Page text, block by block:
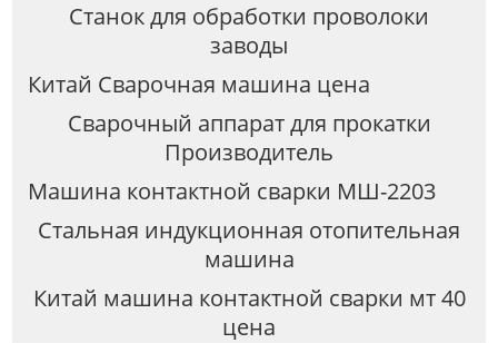
Станок для обработки проволоки
заводы
Китай Сварочная машина цена
Сварочный аппарат для прокатки
Производитель
Машина контактной сварки МШ-2203
Стальная индукционная отопительная
машина
Китай машина контактной сварки мт 40
цена